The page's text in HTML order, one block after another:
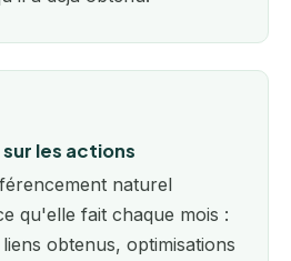
les actions
naturel
qu'elle fait chaque mois :
obtenus, optimisations